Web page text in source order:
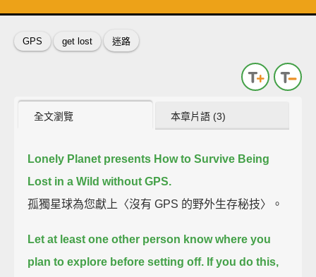
GPS get lost 迷路
全文瀏覽 本章片語 (3)
Lonely Planet presents How to Survive Being
Lost in a Wild without GPS.
孤獨星球為您獻上〈沒有 GPS 的野外生存秘技〉。
Let at least one other person know where you
plan to explore before setting off. If you do this,